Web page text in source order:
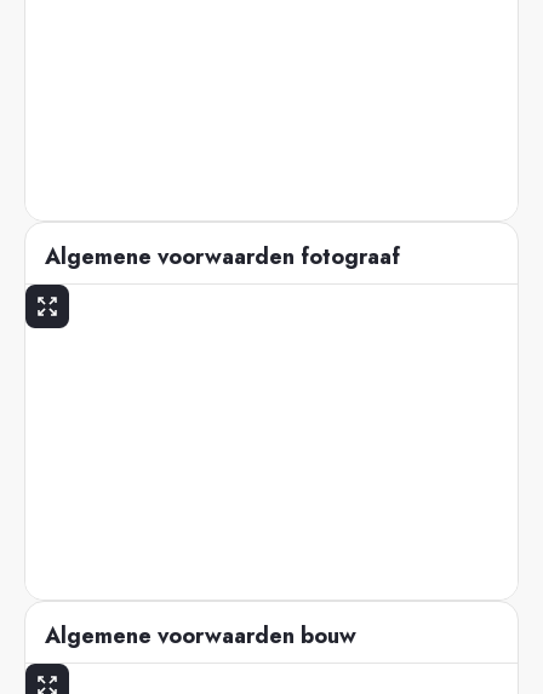
Algemene voorwaarden fotograaf
Algemene voorwaarden bouw